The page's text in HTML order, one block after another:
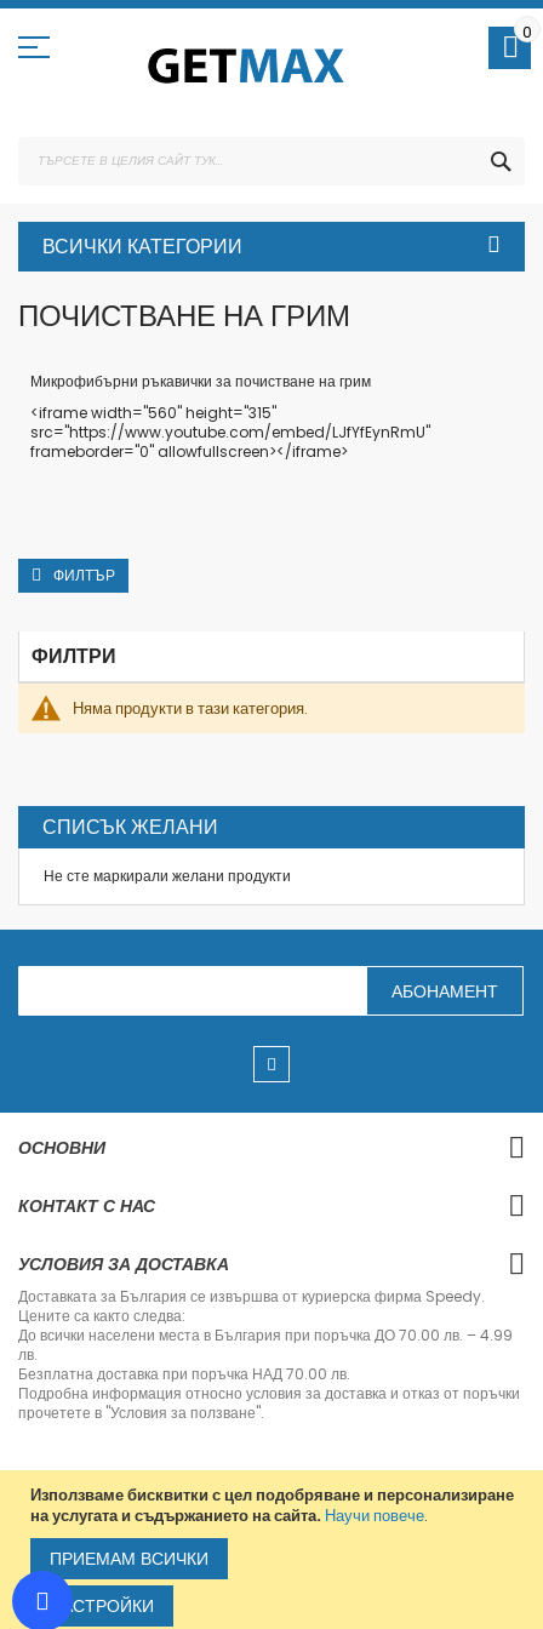
Използваме бисквитки с цел подобряване и персонализиране
на услугата и съдържанието на сайта. Научи повече.
ПРИЕМАМ ВСИЧКИ
НАСТРОЙКИ
Skip
Content
0
ВСИЧКИ КАТЕГОРИИ
ПОЧИСТВАНЕ НА ГРИМ
Микрофибърни ръкавички за почистване на грим
<iframe width="560" height="315"
src="https://www.youtube.com/embed/LJfYfEynRmU"
frameborder="0" allowfullscreen></iframe>
Няма продукти в тази категория.
ФИЛТЪР
ФИЛТРИ
СПИСЪК ЖЕЛАНИ
Не сте маркирали желани продукти
З
п
е
е
н
и
б
ю
л
е
т
и
н
АБОНАМЕНТ
ОСНОВНИ
КОНТАКТ С НАС
УСЛОВИЯ ЗА ДОСТАВКА
Доставката за България се извършва от куриерска фирма Speedy.
Цените са както следва:
До всички населени места в България при поръчка ДО 70.00 лв. – 4.99
лв.
Безплатна доставка при поръчка НАД 70.00 лв.
Подробна информация относно условия за доставка и отказ от поръчки
прочетете в "Условия за ползване".
Copyright © 2013-2020 Jvm Bulgaria. All rights reserved.